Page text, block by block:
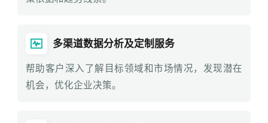
多渠道数据分析及定制服务
帮助客户深入了解目标领域和市场情况，发现潜在
机会，优化企业决策。